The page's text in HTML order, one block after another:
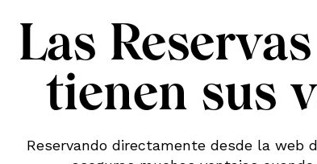
Las
tienen sus
Reservando directamente desde la web